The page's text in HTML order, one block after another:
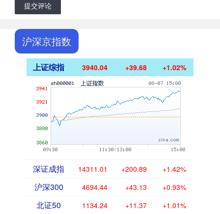
提交评论
沪深京指数
上证综指 3940.04 +39.68 +1.02%
深证成指 14311.01 +200.89 +1.42%
沪深300 4694.44 +43.13 +0.93%
北证50 1134.24 +11.37 +1.01%